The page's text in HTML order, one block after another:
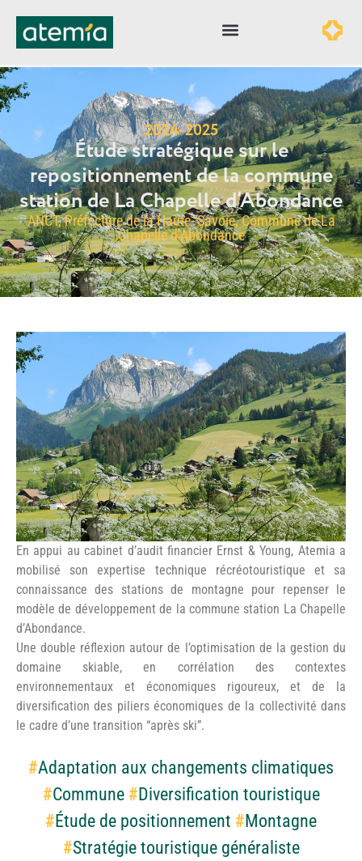
2024-2025
Étude stratégique sur le
repositionnement de la commune
station de La Chapelle d’Abondance
ANCT, Préfecture de la Haute- Savoie, Commune de La
Chapelle d’Abondance
©La Chapelle d’Abondance
En appui au cabinet d’audit financier Ernst & Young, Atemia a
mobilisé son expertise technique récréotouristique et sa
connaissance des stations de montagne pour repenser le
modèle de développement de la commune station La Chapelle
d’Abondance.
Une double réflexion autour de l’optimisation de la gestion du
domaine skiable, en corrélation des contextes
environnementaux et économiques rigoureux, et de la
diversification des piliers économiques de la collectivité dans
le cadre d’une transition “après ski”.
#Adaptation aux changements climatiques
#Commune#Diversification touristique
#Étude de positionnement #Montagne
#Stratégie touristique généraliste